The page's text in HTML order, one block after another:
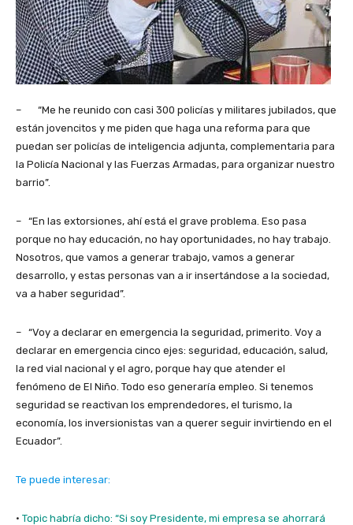
– “Me he reunido con casi 300 policías y militares jubilados, que
están jovencitos y me piden que haga una reforma para que
puedan ser policías de inteligencia adjunta, complementaria para
la Policía Nacional y las Fuerzas Armadas, para organizar nuestro
barrio”.
– “En las extorsiones, ahí está el grave problema. Eso pasa
porque no hay educación, no hay oportunidades, no hay trabajo.
Nosotros, que vamos a generar trabajo, vamos a generar
desarrollo, y estas personas van a ir insertándose a la sociedad,
va a haber seguridad”.
– “Voy a declarar en emergencia la seguridad, primerito. Voy a
declarar en emergencia cinco ejes: seguridad, educación, salud,
la red vial nacional y el agro, porque hay que atender el
fenómeno de El Niño. Todo eso generaría empleo. Si tenemos
seguridad se reactivan los emprendedores, el turismo, la
economía, los inversionistas van a querer seguir invirtiendo en el
Ecuador”.
Te puede interesar:
· Topic habría dicho: “Si soy Presidente, mi empresa se ahorrará